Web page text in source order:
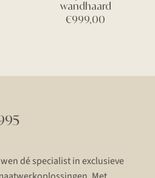
wandhaard
€999,00
dé specialist in exclusieve